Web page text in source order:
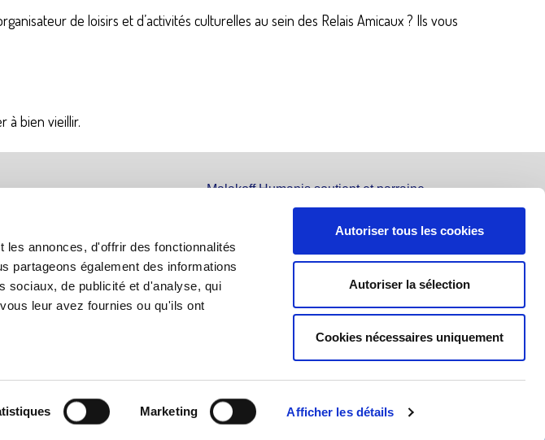
les annonces, d'offrir des fonctionnalités
partageons également des informations
sociaux, de publicité et d'analyse, qui
leur avez fournies ou qu'ils ont
Marketing Afficher les détails
Autoriser tous les cookies
Autoriser la sélection
Cookies nécessaires uniquement
de loisirs et d’activités culturelles au sein des Relais Amicaux ? Ils vous
à bien vieillir.
COOKIES
Malakoff Humanis soutient et parraine
les Relais Amicaux